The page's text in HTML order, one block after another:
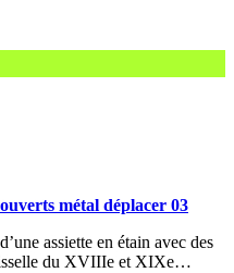
métal déplacer 03
assiette en étain avec des
du XVIIIe et XIXe…